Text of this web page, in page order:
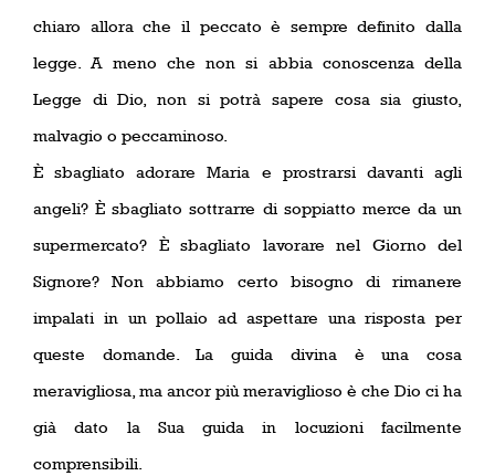
chiaro allora che il peccato è sempre definito dalla
legge. A meno che non si abbia conoscenza della
Legge di Dio, non si potrà sapere cosa sia giusto,
malvagio o peccaminoso.
È sbagliato adorare Maria e prostrarsi davanti agli
angeli? È sbagliato sottrarre di soppiatto merce da un
supermercato? È sbagliato lavorare nel Giorno del
Signore? Non abbiamo certo bisogno di rimanere
impalati in un pollaio ad aspettare una risposta per
queste domande. La guida divina è una cosa
meravigliosa, ma ancor più meraviglioso è che Dio ci ha
già dato la Sua guida in locuzioni facilmente
comprensibili.